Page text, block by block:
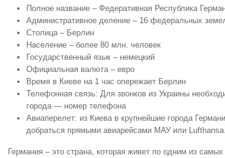
Полное название – Федеративная Республика
Административное деление – 16 федеральных
Столица – Берлин
Население – более 80 млн. человек
Государственный язык – немецкий
Официальная валюта – евро
Время в Киеве на 1 час опережает Берлин
Телефонная связь: Для звонков из Украины
города — номер телефона
Авиаперелет: из Киева в крупнейшие города
добраться прямыми авиарейсами МАУ или
Германия – это страна, которая живет по одним из